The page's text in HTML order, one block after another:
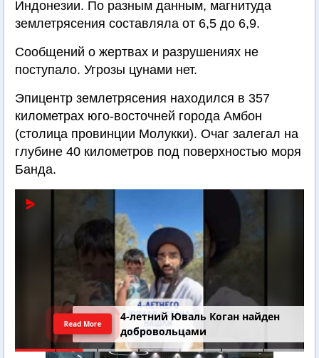
Индонезии. По разным данным, магнитуда
землетрясения составляла от 6,5 до 6,9.
Сообщений о жертвах и разрушениях не
поступало. Угрозы цунами нет.
Эпицентр землетрясения находился в 357
километрах юго-восточней города Амбон
(столица провинции Молукки). Очаг залегал на
глубине 40 километров под поверхностью моря
Банда.
4-летний Юваль Коган найден
добровольцами
Read More